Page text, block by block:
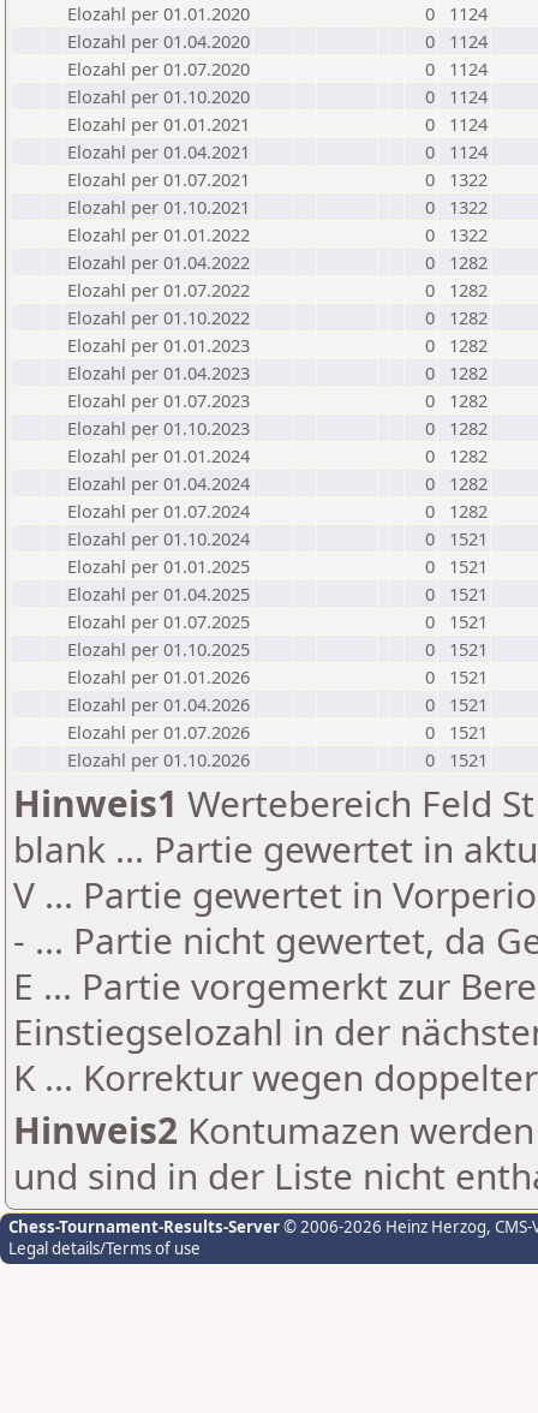
Elozahl per 01.01.2020
0
1124
Elozahl per 01.04.2020
0
1124
Elozahl per 01.07.2020
0
1124
Elozahl per 01.10.2020
0
1124
Elozahl per 01.01.2021
0
1124
Elozahl per 01.04.2021
0
1124
Elozahl per 01.07.2021
0
1322
Elozahl per 01.10.2021
0
1322
Elozahl per 01.01.2022
0
1322
Elozahl per 01.04.2022
0
1282
Elozahl per 01.07.2022
0
1282
Elozahl per 01.10.2022
0
1282
Elozahl per 01.01.2023
0
1282
Elozahl per 01.04.2023
0
1282
Elozahl per 01.07.2023
0
1282
Elozahl per 01.10.2023
0
1282
Elozahl per 01.01.2024
0
1282
Elozahl per 01.04.2024
0
1282
Elozahl per 01.07.2024
0
1282
Elozahl per 01.10.2024
0
1521
Elozahl per 01.01.2025
0
1521
Elozahl per 01.04.2025
0
1521
Elozahl per 01.07.2025
0
1521
Elozahl per 01.10.2025
0
1521
Elozahl per 01.01.2026
0
1521
Elozahl per 01.04.2026
0
1521
Elozahl per 01.07.2026
0
1521
Elozahl per 01.10.2026
0 1521
Hinweis1 Wertebereich Feld
blank ... Partie gewertet in
V ... Partie gewertet in
- ... Partie nicht gewertet, da
E ... Partie vorgemerkt zur
Einstiegselozahl in der
K ... Korrektur wegen
Hinweis2 Kontumazen
und sind in der Liste nicht
Chess-Tournament-Results-Server© 2006-2026 Heinz Herzog,
Legal details/Terms of use